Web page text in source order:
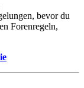
bevor du
Forenregeln,